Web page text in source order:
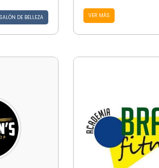
SALÓN DE BELLEZA VER MÁS